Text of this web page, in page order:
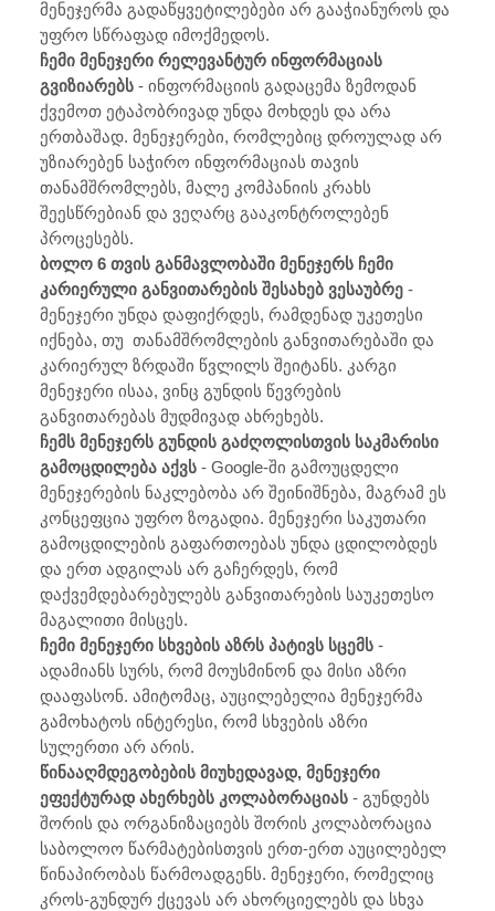
მენეჯერმა გადაწყვეტილებები არ გააჭიანუროს და
უფრო სწრაფად იმოქმედოს.
ჩემი მენეჯერი რელევანტურ ინფორმაციას
გვიზიარებს- ინფორმაციის გადაცემა ზემოდან
ქვემოთ ეტაპობრივად უნდა მოხდეს და არა
ერთბაშად. მენეჯერები, რომლებიც დროულად არ
უზიარებენ საჭირო ინფორმაციას თავის
თანამშრომლებს, მალე კომპანიის კრახს
შეესწრებიან და ვეღარც გააკონტროლებენ
პროცესებს.
ბოლო 6 თვის განმავლობაში მენეჯერს ჩემი
კარიერული განვითარების შესახებ ვესაუბრე-
მენეჯერი უნდა დაფიქრდეს, რამდენად უკეთესი
იქნება, თუ თანამშრომლების განვითარებაში და
კარიერულ ზრდაში წვლილს შეიტანს. კარგი
მენეჯერი ისაა, ვინც გუნდის წევრების
განვითარებას მუდმივად ახრეხებს.
ჩემს მენეჯერს გუნდის გაძღოლისთვის საკმარისი
გამოცდილება აქვს- Google-ში გამოუცდელი
მენეჯერების ნაკლებობა არ შეინიშნება, მაგრამ ეს
კონცეფცია უფრო ზოგადია. მენეჯერი საკუთარი
გამოცდილების გაფართოებას უნდა ცდილობდეს
და ერთ ადგილას არ გაჩერდეს, რომ
დაქვემდებარებულებს განვითარების საუკეთესო
მაგალითი მისცეს.
ჩემი მენეჯერი სხვების აზრს პატივს სცემს-
ადამიანს სურს, რომ მოუსმინონ და მისი აზრი
დააფასონ. ამიტომაც, აუცილებელია მენეჯერმა
გამოხატოს ინტერესი, რომ სხვების აზრი
სულერთი არ არის.
წინააღმდეგობების მიუხედავად, მენეჯერი
ეფექტურად ახერხებს კოლაბორაციას- გუნდებს
შორის და ორგანიზაციებს შორის კოლაბორაცია
საბოლოო წარმატებისთვის ერთ-ერთ აუცილებელ
წინაპირობას წარმოადგენს. მენეჯერი, რომელიც
კროს-გუნდურ ქცევას არ ახორციელებს და სხვა